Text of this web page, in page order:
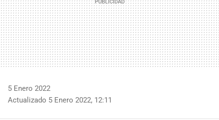
5 Enero 2022
Actualizado 5 Enero 2022, 12:11